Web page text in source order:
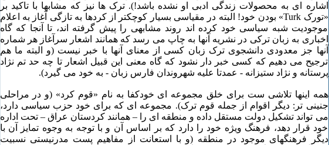
اشاره ای به محصولات زندگی ادبی او نشده باشد!). ترک ها نیز که مشابها با تاکید بر
«تورک Turk» بودن خود! البته در مقیاسی بسیار کوچکتر از کردها به تازگی آغاز به اعلام
موجودیت شبه سیاسی خود کرده اند روند مشابهی را پیش گرفته اند، تا آنجا که گاه
اخباری به زبان ترکی در نشریه آنها به چاپ می رسد که همانند اشعار سرآغاز هر شماره
آنها جز معدودی دانشجوی ترک زبان کسی از معنای آنها با خبر نیست (و البته ما هم
ترجیح می دهیم که کسی خبر دار نشود که گاه معنی این قبیل اشعار تا چه حد تم نژاد
پرستانه و نژاد ستیزانه - عمدتا علیه شهروندان فارس زبان - به خود می گیرد).
همه اینها تلاشی ست برای خلق مجموعه ای خودکفا به نام «قوم کرد» (و در مراحلی
جنینی تر: دیگر اقوام از جمله قوم ترک). مجموعه ای که برای خود حزب سیاسی دارد،
می تواند تشکیل دولت مستقل داده و منطقه ای را – همانند کردستان عراق – تحت اداره
خود قرار دهد، فرهنگ ویژه خود را دارد که بر اساس آن و با توجه به وجوه تمایز آن با
دیگر فرهنگهای موجود در منطقه (و با استعانت از مفاهیم پست مدرنیستی نسبیت